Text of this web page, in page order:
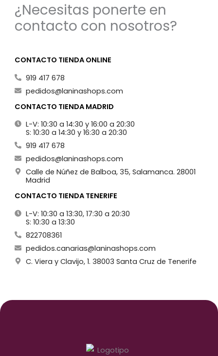
¿Necesitas ponerte en
contacto con nosotros?
CONTACTO TIENDA ONLINE
919 417 678
pedidos@laninashops.com
CONTACTO TIENDA MADRID
L-V: 10:30 a 14:30 y 16:00 a 20:30
S: 10:30 a 14:30 y 16:30 a 20:30
919 417 678
pedidos@laninashops.com
Calle de Núñez de Balboa, 35, Salamanca. 28001
Madrid
CONTACTO TIENDA TENERIFE
L-V: 10:30 a 13:30, 17:30 a 20:30
S: 10:30 a 13:30
822708361
pedidos.canarias@laninashops.com
C. Viera y Clavijo, 1. 38003 Santa Cruz de Tenerife